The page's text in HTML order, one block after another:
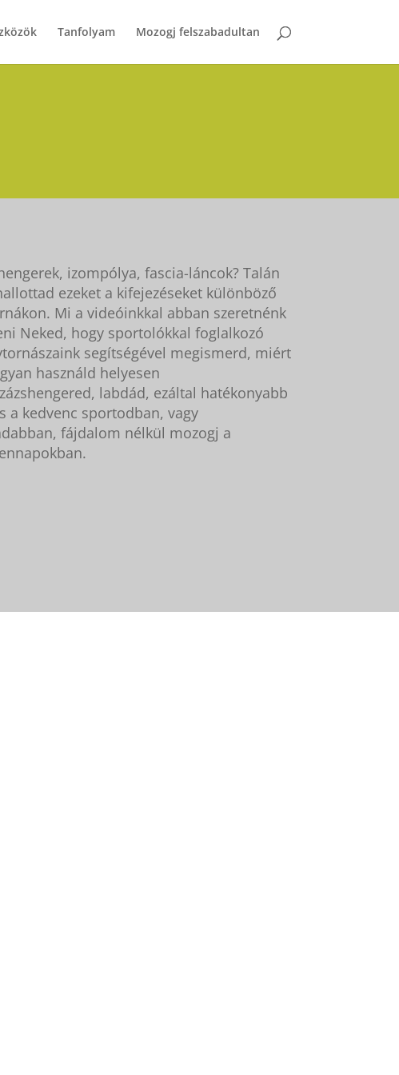
Tanfolyam Mozogj felszabadultan
izompólya, fascia-láncok? Talán
ezeket a kifejezéseket különböző
Mi a videóinkkal abban szeretnénk
Neked, hogy sportolókkal foglalkozó
segítségével megismerd, miért
használd helyesen
labdád, ezáltal hatékonyabb
a kedvenc sportodban, vagy
fájdalom nélkül mozogj a